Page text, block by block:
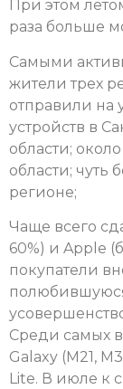
При этом
раза больше
Самыми
жители трех
отправили на
устройств в
области;
области; чуть
регионе;
Чаще всего
60%) и Apple
покупатели
Среди самых
Galaxy (M21,
Lite. В июле к